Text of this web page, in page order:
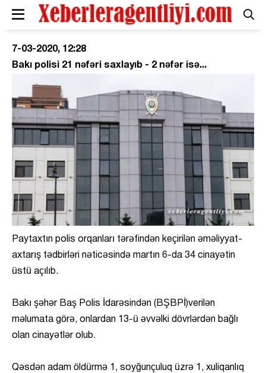
7-03-2020, 12:28
Bakı polisi 21 nəfəri saxlayıb - 2 nəfər isə...
Paytaxtın polis orqanları tərəfindən keçirilən əməliyyat-
axtarış tədbirləri nəticəsində martın 6-da 34 cinayətin
üstü açılıb.
Bakı şəhər Baş Polis İdarəsindən (BŞBPİ)verilən
məlumata görə, onlardan 13-ü əvvəlki dövrlərdən bağlı
olan cinayətlər olub.
Qəsdən adam öldürmə 1, soyğunçuluq üzrə 1, xuliqanlıq